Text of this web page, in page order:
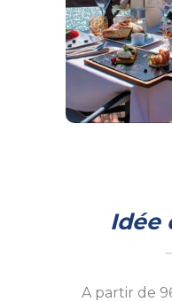
Idée
A partir de